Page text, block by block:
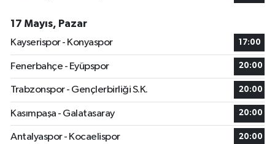
17 Mayıs, Pazar
Kayserispor - Konyaspor
17:00
Fenerbahçe - Eyüpspor 20:00
Trabzonspor - Gençlerbirliği S.K. 20:00
Kasımpaşa - Galatasaray 20:00
Antalyaspor - Kocaelispor 20:00